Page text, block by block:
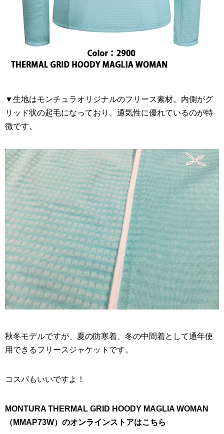
▼生地はモンチュラオリジナルのフリース素材。内側がグ
リッド状の起毛になっており、通気性に優れているのが特
徴です。
秋冬モデルですが、夏の防寒着、冬の中間着として通年使
用できるフリースジャケットです。
コスパもいいですよ！
MONTURA THERMAL GRID HOODY MAGLIA WOMAN
（MMAP73W）のオンラインストアはこちら